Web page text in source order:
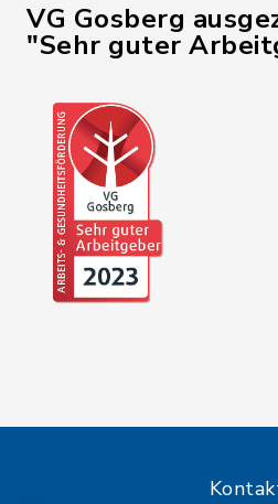
VG Gosberg
"Sehr guter